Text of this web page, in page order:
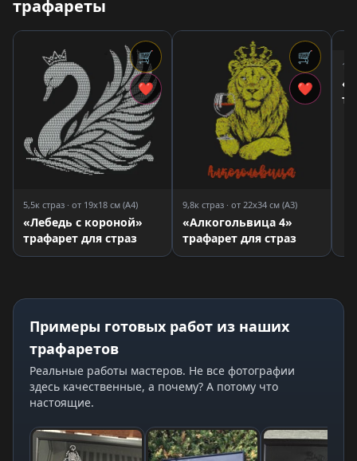
трафареты
🛒
❤
5,5к страз · от 19x18 см (A4)
«Лебедь с короной»
трафарет для страз
🛒
❤
9,8к страз · от 22x34 см (A3)
«Алкогольвица 4»
трафарет для страз
Примеры готовых работ из наших
трафаретов
Реальные работы мастеров. Не все фотографии
здесь качественные, а почему? А потому что
настоящие.